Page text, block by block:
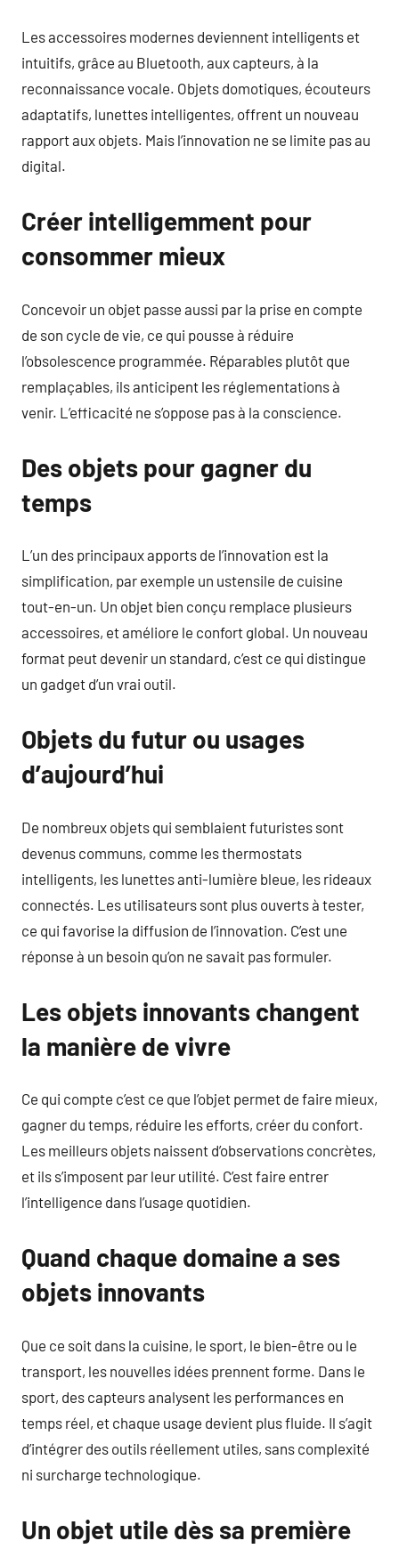
Les accessoires modernes deviennent intelligents et
intuitifs, grâce au Bluetooth, aux capteurs, à la
reconnaissance vocale. Objets domotiques, écouteurs
adaptatifs, lunettes intelligentes, offrent un nouveau
rapport aux objets. Mais l’innovation ne se limite pas au
digital.
Créer intelligemment pour
consommer mieux
Concevoir un objet passe aussi par la prise en compte
de son cycle de vie, ce qui pousse à réduire
l’obsolescence programmée. Réparables plutôt que
remplaçables, ils anticipent les réglementations à
venir. L’efficacité ne s’oppose pas à la conscience.
Des objets pour gagner du
temps
L’un des principaux apports de l’innovation est la
simplification, par exemple un ustensile de cuisine
tout-en-un. Un objet bien conçu remplace plusieurs
accessoires, et améliore le confort global. Un nouveau
format peut devenir un standard, c’est ce qui distingue
un gadget d’un vrai outil.
Objets du futur ou usages
d’aujourd’hui
De nombreux objets qui semblaient futuristes sont
devenus communs, comme les thermostats
intelligents, les lunettes anti-lumière bleue, les rideaux
connectés. Les utilisateurs sont plus ouverts à tester,
ce qui favorise la diffusion de l’innovation. C’est une
réponse à un besoin qu’on ne savait pas formuler.
Les objets innovants changent
la manière de vivre
Ce qui compte c’est ce que l’objet permet de faire mieux,
gagner du temps, réduire les efforts, créer du confort.
Les meilleurs objets naissent d’observations concrètes,
et ils s’imposent par leur utilité. C’est faire entrer
l’intelligence dans l’usage quotidien.
Quand chaque domaine a ses
objets innovants
Que ce soit dans la cuisine, le sport, le bien-être ou le
transport, les nouvelles idées prennent forme. Dans le
sport, des capteurs analysent les performances en
temps réel, et chaque usage devient plus fluide. Il s’agit
d’intégrer des outils réellement utiles, sans complexité
ni surcharge technologique.
Un objet utile dès sa première